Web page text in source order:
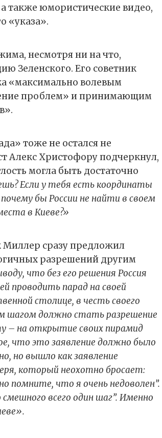
а также юмористические видео,
«указа».
несмотря ни на что,
Зеленского. Его советник
«максимально волевым
проблем» и принимающим
тоже не остался не
Алекс Христофору подчеркнул,
могла быть достаточно
Если у тебя есть координаты
бы России не найти в своем
в Киеве?»
сразу предложил
разрешений другим
что без его решения Россия
проводить парад на своей
столице, в честь своего
шагом должно стать разрешение
– на открытие своих пирамид
что это заявление должно было
но вышло как заявление
который неохотно бросает:
помните, что я очень недоволен”.
всего один шаг”. Именно